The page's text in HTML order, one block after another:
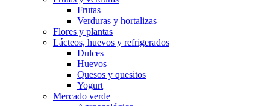
Frutas
Verduras y hortalizas
Flores y plantas
Lácteos, huevos y refrigerados
Dulces
Huevos
Quesos y quesitos
Yogurt
Mercado verde